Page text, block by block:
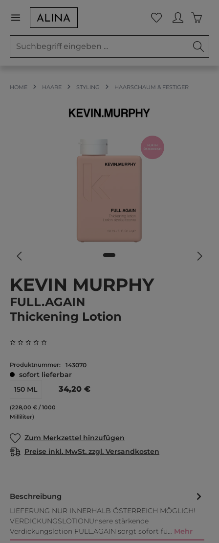
Zum Hauptinhalt springen Du hast 0
HOME HAARE STYLING HAARSCHAUM & FESTIGER
KEVIN MURPHY
FULL.AGAIN
Thickening Lotion
Produktnummer: 143070
sofort lieferbar
150 ML
(228,00 € / 1000
Milliliter)
34,20 €
Zum Merkzettel hinzufügen
Preise inkl. MwSt. zzgl. Versandkosten
Beschreibung
LIEFERUNG NUR INNERHALB ÖSTERREICH MÖGLICH!
VERDICKUNGSLOTIONUnsere stärkende
Verdickungslotion FULL.AGAIN sorgt sofort fü… Mehr